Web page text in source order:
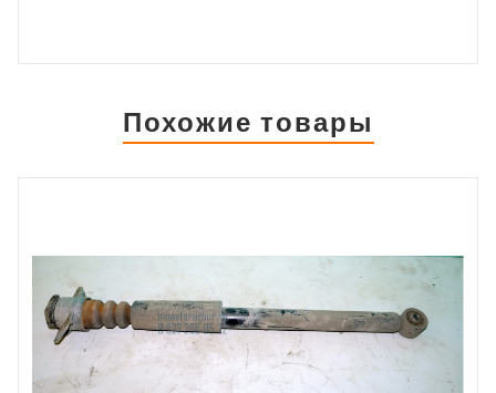
Похожие товары